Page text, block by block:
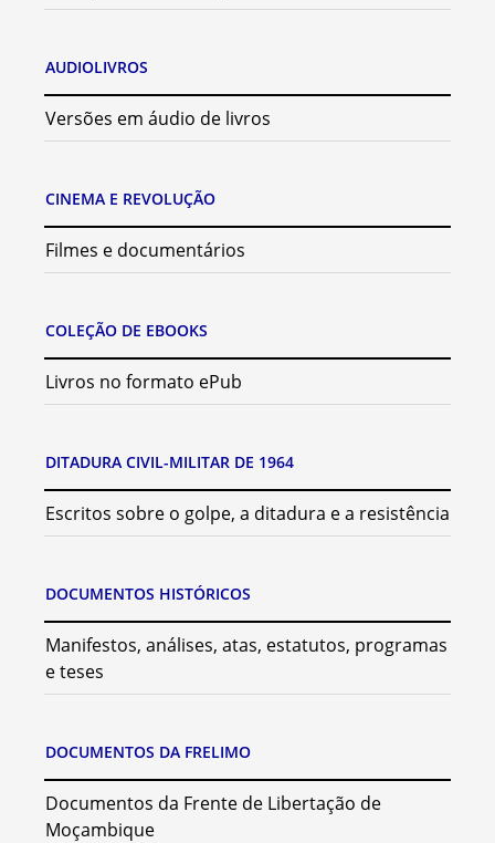
AUDIOLIVROS
Versões em áudio de livros
CINEMA E REVOLUÇÃO
Filmes e documentários
COLEÇÃO DE EBOOKS
Livros no formato ePub
DITADURA CIVIL-MILITAR DE 1964
Escritos sobre o golpe, a ditadura e a resistência
DOCUMENTOS HISTÓRICOS
Manifestos, análises, atas, estatutos, programas
e teses
DOCUMENTOS DA FRELIMO
Documentos da Frente de Libertação de
Moçambique